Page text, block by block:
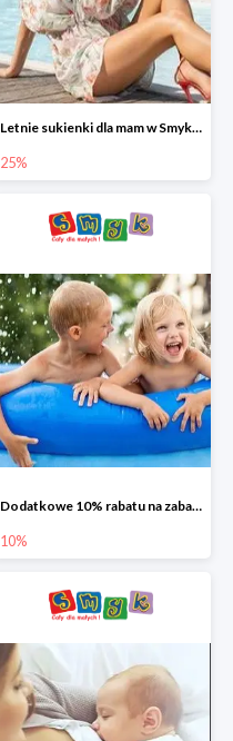
Letnie sukienki dla mam w Smyku do -25%
25%
Dodatkowe 10% rabatu na zabawki ogrodowe i baseny
10%